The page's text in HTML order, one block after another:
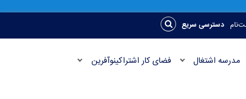
دسترسی سریع
مدرسه اشتغال فضای کار اشتراکینوآفرین